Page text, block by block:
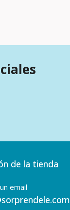
de la tienda
email